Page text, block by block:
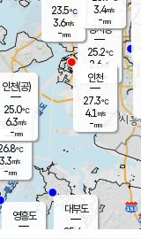
무의도
℃
3.3m/s
-mm
영흥도
대부도
25.4
경서동
25.2℃
2.6 m/s
-mm
23.5℃
3.6m/s
-mm
3.4m/s
-mm
인천(공)
25.0℃
6.3m/s
-mm
인천
27.3℃
4.1 m/s
-mm